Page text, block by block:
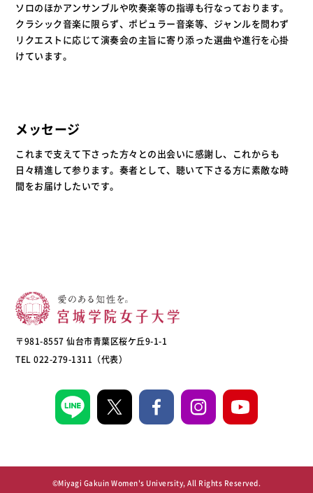
ソロのほかアンサンブルや吹奏楽等の指導も行なっております。
クラシック音楽に限らず、ポピュラー音楽等、ジャンルを問わず
リクエストに応じて演奏会の主旨に寄り添った選曲や進行を心掛
けています。
メッセージ
これまで支えて下さった方々との出会いに感謝し、これからも
日々精進して参ります。奏者として、聴いて下さる方に素敵な時
間をお届けしたいです。
〒981-8557 仙台市青葉区桜ケ丘9-1-1
TEL 022-279-1311（代表）
©Miyagi Gakuin Women's University, All Rights Reserved.